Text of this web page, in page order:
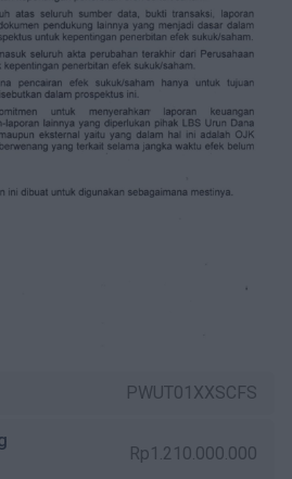
PWUT01XXSCFS
Rp1.210.000.000